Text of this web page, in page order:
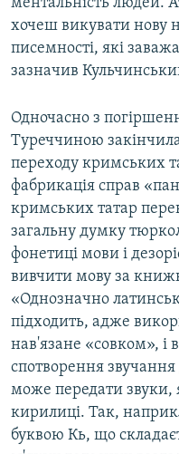
ментальність людей.
хочеш викувати нову
писемності, які
зазначив
Одночасно з
Туреччиною
переходу кримських
фабрикація справ
кримських татар
загальну думку
фонетиці мови і
вивчити мову за
«Однозначно
підходить, адже
нав'язане «совком», і
спотворення звучання
може передати звуки,
кирилиці. Так,
буквою Кь, що